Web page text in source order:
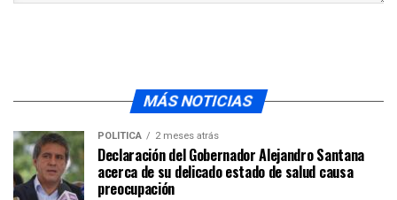
MÁS NOTICIAS
POLÍTICA 2 meses atrás
Declaración del Gobernador Alejandro Santana
acerca de su delicado estado de salud causa
preocupación